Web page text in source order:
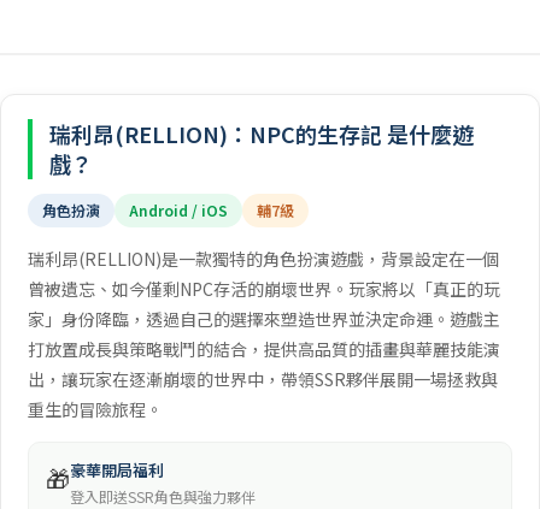
瑞利昂(RELLION)：NPC的生存記 是什麼遊
戲？
角色扮演 Android / iOS 輔7級
瑞利昂(RELLION)是一款獨特的角色扮演遊戲，背景設定在一個
曾被遺忘、如今僅剩NPC存活的崩壞世界。玩家將以「真正的玩
家」身份降臨，透過自己的選擇來塑造世界並決定命運。遊戲主
打放置成長與策略戰鬥的結合，提供高品質的插畫與華麗技能演
出，讓玩家在逐漸崩壞的世界中，帶領SSR夥伴展開一場拯救與
重生的冒險旅程。
🎁豪華開局福利
登入即送SSR角色與強力夥伴